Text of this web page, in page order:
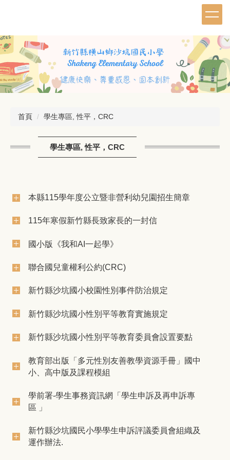
要
內
容
區
首頁 學生專區, 性平，CRC
學生專區, 性平，CRC
本縣115學年度公立暨非營利幼兒園招生簡章
115年寒假新竹縣長致家長的一封信
國小版《我和AI一起學》
聯合國兒童權利公約(CRC)
新竹縣沙坑國小校園性別事件防治規定
新竹縣沙坑國小性別平等教育實施規定
新竹縣沙坑國小性別平等教育委員會設置要點
教育部出版「多元性別友善教學資源手冊」國中
小、高中版及課程模組
學前署-學生事務資訊網「學生申訴及再申訴專
區 」
新竹縣沙坑國民小學學生申訴評議委員會組織及
運作辦法.